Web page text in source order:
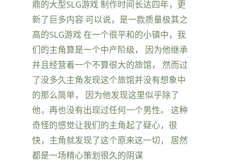
鼎的大型SLG游戏 制作时间长达四年，更
新了巨多内容 可以说，是一款质量极其之
高的SLG游戏 在一个很平和的小镇中，我
们的主角算是一个中产阶级， 因为他继承
并且经营着一个不算很大的旅馆， 然而过
了没多久主角发现这个旅馆并没有想象中
的那么简单， 因为他发现这里似乎除了
他，再也没有出现过任何一个男性。 这种
奇怪的感觉让我们的主角起了疑心，很
快，主角就发现了这个原来这一切， 居然
都是一场精心策划很久的阴谋